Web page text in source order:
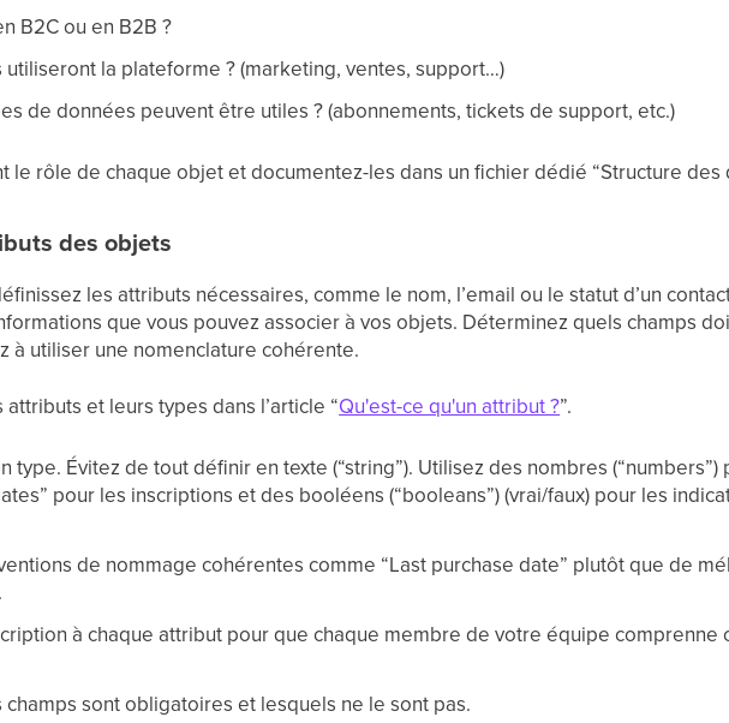
B2C ou en B2B ?
la plateforme ? (marketing, ventes, support…)
de données peuvent être utiles ? (abonnements, tickets de support, etc.)
le rôle de chaque objet et documentez-les dans un fichier dédié “Structure des
des objets
les attributs nécessaires, comme le nom, l’email ou le statut d’un
que vous pouvez associer à vos objets. Déterminez quels champs
à utiliser une nomenclature cohérente.
et leurs types dans l’article “Qu'est-ce qu'un attribut ?”.
type. Évitez de tout définir en texte (“string”). Utilisez des nombres (“numbers”)
pour les inscriptions et des booléens (“booleans”) (vrai/faux) pour les
de nommage cohérentes comme “Last purchase date” plutôt que de
à chaque attribut pour que chaque membre de votre équipe comprenne
sont obligatoires et lesquels ne le sont pas.